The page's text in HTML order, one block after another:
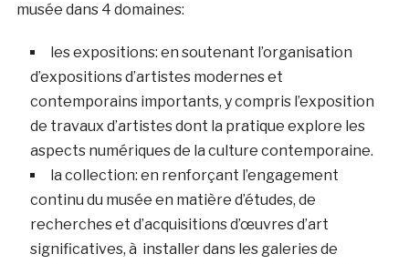
musée dans 4 domaines:
les expositions: en soutenant l’organisation
d’expositions d’artistes modernes et
contemporains importants, y compris l’exposition
de travaux d’artistes dont la pratique explore les
aspects numériques de la culture contemporaine.
la collection: en renforçant l’engagement
continu du musée en matière d’études, de
recherches et d’acquisitions d’œuvres d’art
significatives, à installer dans les galeries de